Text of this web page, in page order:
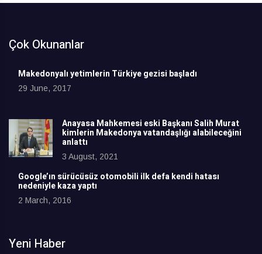
Çok Okunanlar
Makedonyalı yetimlerin Türkiye gezisi başladı
29 June, 2017
Anayasa Mahkemesi eski Başkanı Salih Murat
kimlerin Makedonya vatandaşlığı alabileceğini
anlattı
3 August, 2021
Google’ın sürücüsüz otomobili ilk defa kendi hatası
nedeniyle kaza yaptı
2 March, 2016
Yeni Haber